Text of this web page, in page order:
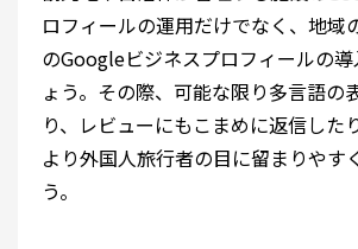
ロフィールの運用だけでなく、地域
のGoogleビジネスプロフィールの
ょう。その際、可能な限り多言語の
り、レビューにもこまめに返信した
より外国人旅行者の目に留まりやす
う。